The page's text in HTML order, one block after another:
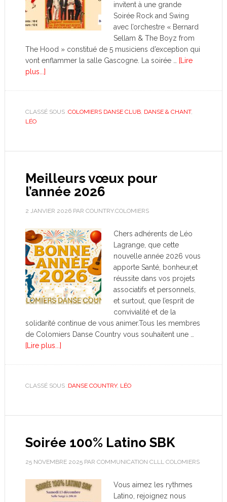
invitent à une grande
Soirée Rock and Swing
avec l’orchestre « Bernard
Sellam & The Boyz from
The Hood » constitué de 5 musiciens d’exception qui
vont enflammer la salle Gascogne. La soirée …
[Lire
plus...]
CLASSÉ SOUS :COLOMIERS DANSE CLUB, DANSE & CHANT,
LÉO
Meilleurs vœux pour
l’année 2026
2 JANVIER 2026PAR COUNTRY.COLOMIERS
Chers adhérents de Léo
Lagrange, que cette
nouvelle année 2026 vous
apporte Santé, bonheur,et
réussite dans vos projets
associatifs et personnels,
et surtout, que l’esprit de
convivialité et de la
solidarité continue de vous animer.Tous les membres
de Colomiers Danse Country vous souhaitent une …
[Lire plus...]
CLASSÉ SOUS :DANSE COUNTRY, LÉO
Soirée 100% Latino SBK
25 NOVEMBRE 2025PAR COMMUNICATION CLLL COLOMIERS
Vous aimez les rythmes
Latino, rejoignez nous